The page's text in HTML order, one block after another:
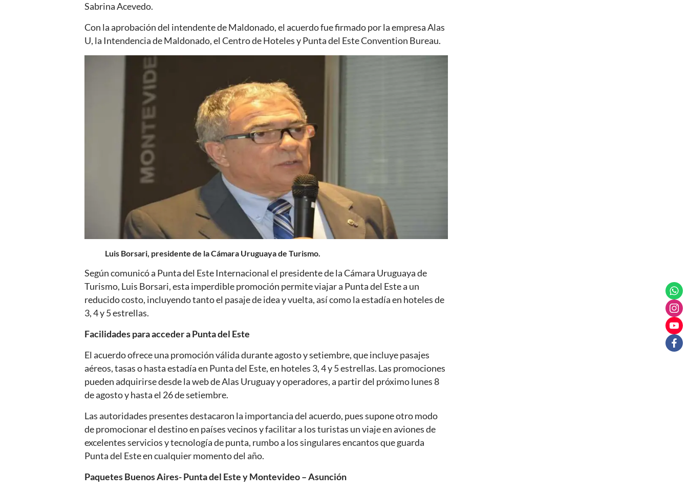
Sabrina Acevedo.
Con la aprobación del intendente de Maldonado, el acuerdo fue firmado por la empresa Alas
U, la Intendencia de Maldonado, el Centro de Hoteles y Punta del Este Convention Bureau.
Luis Borsari, presidente de la Cámara Uruguaya de Turismo.
Según comunicó a Punta del Este Internacional el presidente de la Cámara Uruguaya de
Turismo, Luis Borsari, esta imperdible promoción permite viajar a Punta del Este a un
reducido costo, incluyendo tanto el pasaje de idea y vuelta, así como la estadía en hoteles de
3, 4 y 5 estrellas.
Facilidades para acceder a Punta del Este
El acuerdo ofrece una promoción válida durante agosto y setiembre, que incluye pasajes
aéreos, tasas o hasta estadía en Punta del Este, en hoteles 3, 4 y 5 estrellas. Las promociones
pueden adquirirse desde la web de Alas Uruguay y operadores, a partir del próximo lunes 8
de agosto y hasta el 26 de setiembre.
Las autoridades presentes destacaron la importancia del acuerdo, pues supone otro modo
de promocionar el destino en países vecinos y facilitar a los turistas un viaje en aviones de
excelentes servicios y tecnología de punta, rumbo a los singulares encantos que guarda
Punta del Este en cualquier momento del año.
Paquetes Buenos Aires- Punta del Este y Montevideo – Asunción